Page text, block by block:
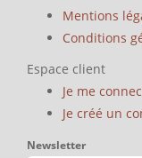
Mentions
Conditions
Espace client
Je me
Je créé un
Newsletter